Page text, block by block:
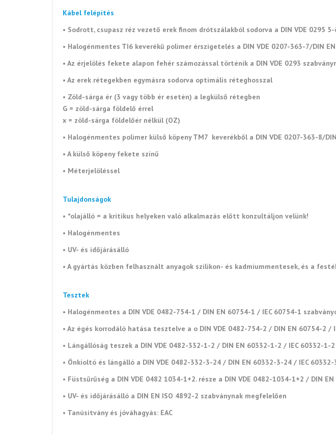
Kábel felépítés
• Sodrott, csupasz réz vezető erek finom drótszálakból sodorva a DIN VDE 0295
• Halogénmentes TI6 keverékű polimer érszigetelés a DIN VDE 0207-363-7/DIN
• Az érjelölés fekete alapon fehér számozással történik a DIN VDE 0293
• Az erek rétegekben egymásra sodorva optimális réteghosszal
• Zöld-sárga ér (3 vagy több ér esetén) a legkülső rétegben
G = zöld-sárga földelő érrel
x = zöld-sárga földelőér nélkül (OZ)
• Halogénmentes polimer külső köpeny TM7 keverékből a DIN VDE 0207-363-8/
• A külső köpeny fekete színű
• Méterjelöléssel
Tulajdonságok
• *olajálló = a kritikus helyeken való alkalmazás előtt konzultáljon velünk!
• Halogénmentes
• UV- és időjárásálló
• A gyártás közben felhasznált anyagok szilikon- és kadmiummentesek, és a
Tesztek
• Halogénmentes a DIN VDE 0482-754-1 / DIN EN 60754-1 / IEC 60754-1
• Az égés korrodáló hatása tesztelve a o DIN VDE 0482-754-2 / DIN EN 60754-2
• Lángállóság teszek a DIN VDE 0482-332-1-2 / DIN EN 60332-1-2 / IEC 60332-
• Önkioltó és lángálló a DIN VDE 0482-332-3-24 / DIN EN 60332-3-24 / IEC
• Füstsűrűség a DIN VDE 0482 1034-1+2. része a DIN VDE 0482-1034-1+2 / DIN
• UV- és időjárásálló a DIN EN ISO 4892-2 szabványnak megfelelően
• Tanúsítvány és jóváhagyás: EAC